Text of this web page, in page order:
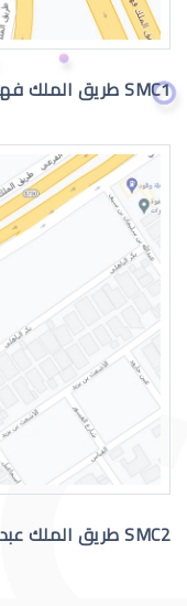
نزيف
SMC1 طريق الملك فهد - الرياض
SMC2 طريق الملك عبدالله - الرياض